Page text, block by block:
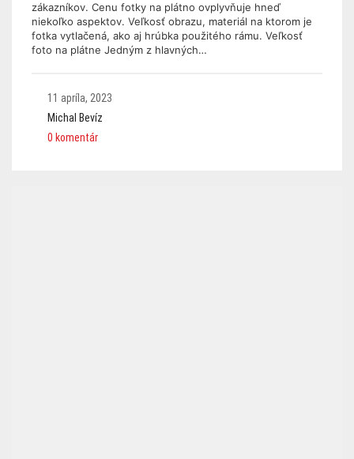
zákazníkov. Cenu fotky na plátno ovplyvňuje hneď
niekoľko aspektov. Veľkosť obrazu, materiál na ktorom je
fotka vytlačená, ako aj hrúbka použitého rámu. Veľkosť
foto na plátne Jedným z hlavných…
11 apríla, 2023
Michal Bevíz
0 komentár